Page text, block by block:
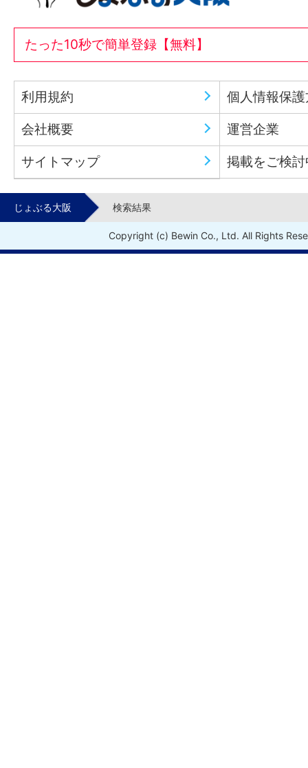
たった10秒で簡単登録【無料】
利用規約 個人情報保
会社概要 運営企業
サイトマップ 掲載をご検
じょぶる大阪 検索結果
Copyright (c) Bewin Co., Ltd. All Rights